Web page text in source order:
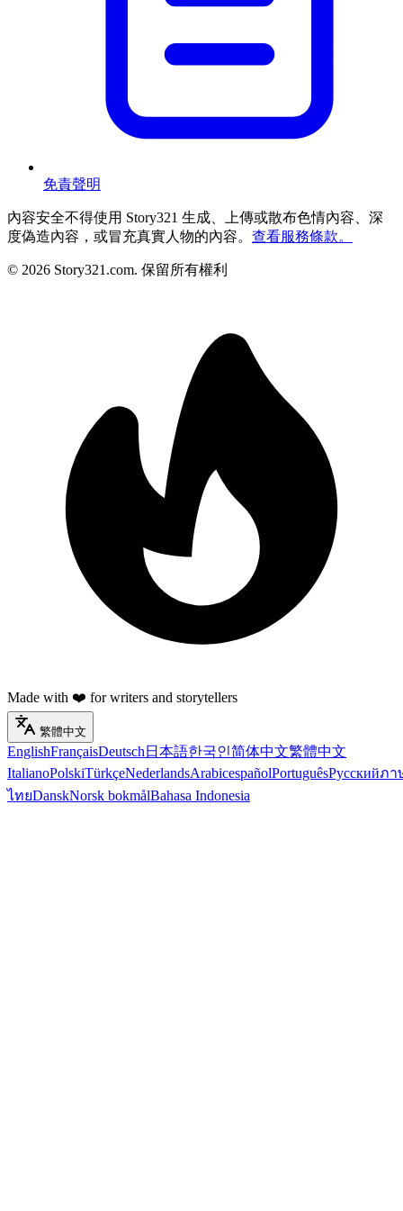
免責聲明
內容安全不得使用 Story321 生成、上傳或散布色情內容、深
度偽造內容，或冒充真實人物的內容。 查看服務條款。
© 2026 Story321.com. 保留所有權利
Made with ❤️ for writers and storytellers
繁體中文
EnglishFrançaisDeutsch 日本語한국인简体中文繁體中文
ItalianoPolskiTürkçeNederlandsArabicespañolPortuguêsРусскийภา
ไทยDanskNorsk bokmålBahasa Indonesia